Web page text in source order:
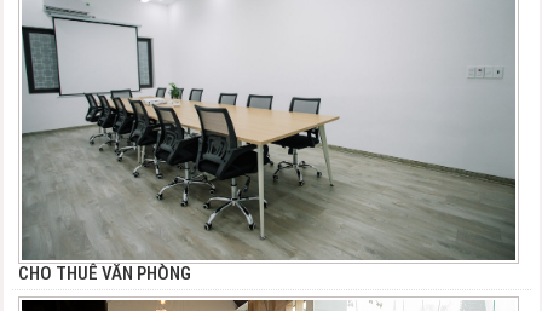
CHO THUÊ VĂN PHÒNG